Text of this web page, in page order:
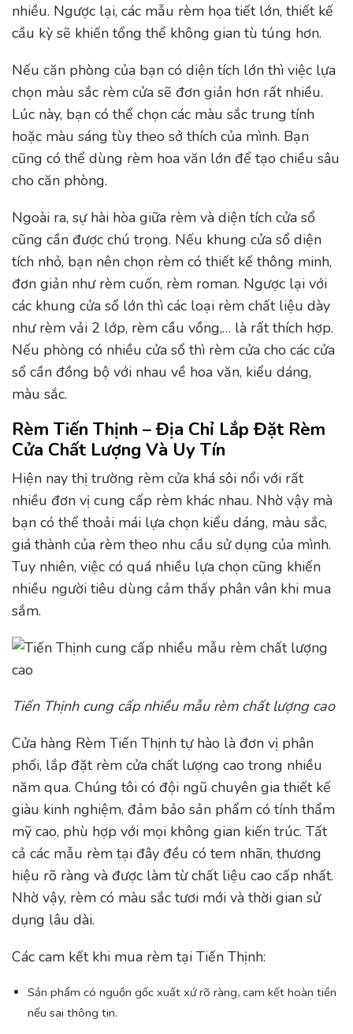
nhiều. Ngược lại, các mẫu rèm họa tiết lớn, thiết kế
cầu kỳ sẽ khiến tổng thể không gian tù túng hơn.
Nếu căn phòng của bạn có diện tích lớn thì việc lựa
chọn màu sắc rèm cửa sẽ đơn giản hơn rất nhiều.
Lúc này, bạn có thể chọn các màu sắc trung tính
hoặc màu sáng tùy theo sở thích của mình. Bạn
cũng có thể dùng rèm hoa văn lớn để tạo chiều sâu
cho căn phòng.
Ngoài ra, sự hài hòa giữa rèm và diện tích cửa sổ
cũng cần được chú trọng. Nếu khung cửa sổ diện
tích nhỏ, bạn nên chọn rèm có thiết kế thông minh,
đơn giản như rèm cuốn, rèm roman. Ngược lại với
các khung cửa sổ lớn thì các loại rèm chất liệu dày
như rèm vải 2 lớp, rèm cầu vồng,… là rất thích hợp.
Nếu phòng có nhiều cửa sổ thì rèm cửa cho các cửa
sổ cần đồng bộ với nhau về hoa văn, kiểu dáng,
màu sắc.
Rèm Tiến Thịnh – Địa Chỉ Lắp Đặt Rèm
Cửa Chất Lượng Và Uy Tín
Hiện nay thị trường rèm cửa khá sôi nổi với rất
nhiều đơn vị cung cấp rèm khác nhau. Nhờ vậy mà
bạn có thể thoải mái lựa chọn kiểu dáng, màu sắc,
giá thành của rèm theo nhu cầu sử dụng của mình.
Tuy nhiên, việc có quá nhiều lựa chọn cũng khiến
nhiều người tiêu dùng cảm thấy phân vân khi mua
sắm.
Tiến Thịnh cung cấp nhiều mẫu rèm chất lượng cao
Cửa hàng Rèm Tiến Thịnh tự hào là đơn vị phân
phối, lắp đặt rèm cửa chất lượng cao trong nhiều
năm qua. Chúng tôi có đội ngũ chuyên gia thiết kế
giàu kinh nghiệm, đảm bảo sản phẩm có tính thẩm
mỹ cao, phù hợp với mọi không gian kiến trúc. Tất
cả các mẫu rèm tại đây đều có tem nhãn, thương
hiệu rõ ràng và được làm từ chất liệu cao cấp nhất.
Nhờ vậy, rèm có màu sắc tươi mới và thời gian sử
dụng lâu dài.
Các cam kết khi mua rèm tại Tiến Thịnh:
Sản phẩm có nguồn gốc xuất xứ rõ ràng, cam kết hoàn tiền
nếu sai thông tin.